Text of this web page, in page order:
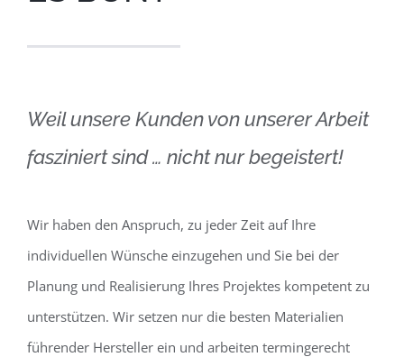
Weil unsere Kunden von unserer Arbeit
fasziniert sind … nicht nur begeistert!
Wir haben den Anspruch, zu jeder Zeit auf Ihre
individuellen Wünsche einzugehen und Sie bei der
Planung und Realisierung Ihres Projektes kompetent zu
unterstützen. Wir setzen nur die besten Materialien
führender Hersteller ein und arbeiten termingerecht